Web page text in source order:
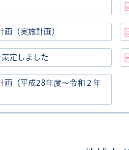
（実施計画）
定しました
画（平成28年度～令和２年